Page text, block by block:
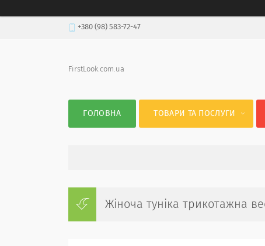
+380 (98) 583-72-47
FirstLook.com.ua
ГОЛОВНА ТОВАРИ ТА ПОСЛУГИ
Жіноча туніка трикотажна